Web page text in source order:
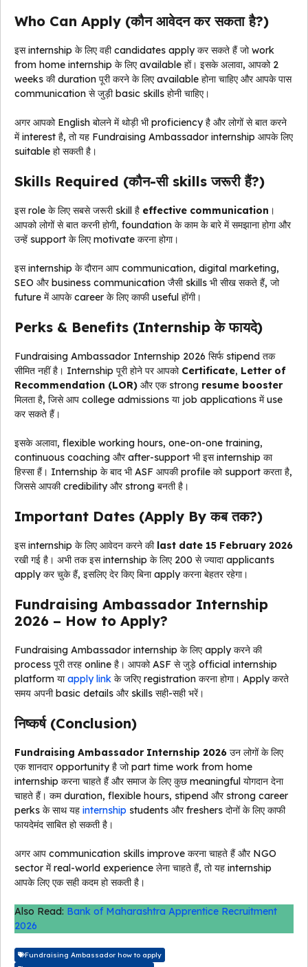
Who Can Apply (कौन आवेदन कर सकता है?)
इस internship के लिए वही candidates apply कर सकते हैं जो work
from home internship के लिए available हों। इसके अलावा, आपको 2
weeks की duration पूरी करने के लिए available होना चाहिए और आपके पास
communication से जुड़ी basic skills होनी चाहिए।
अगर आपको English बोलने में थोड़ी भी proficiency है और लोगों से बात करने
में interest है, तो यह Fundraising Ambassador internship आपके लिए
suitable हो सकती है।
Skills Required (कौन-सी skills जरूरी हैं?)
इस role के लिए सबसे जरूरी skill है effective communication ।
आपको लोगों से बात करनी होगी, foundation के काम के बारे में समझाना होगा और
उन्हें support के लिए motivate करना होगा।
इस internship के दौरान आप communication, digital marketing,
SEO और business communication जैसी skills भी सीख सकते हैं, जो
future में आपके career के लिए काफी useful होंगी।
Perks & Benefits (Internship के फायदे)
Fundraising Ambassador Internship 2026 सिर्फ stipend तक
सीमित नहीं है। Internship पूरी होने पर आपको Certificate, Letter of
Recommendation (LOR) और एक strong resume booster
मिलता है, जिसे आप college admissions या job applications में use
कर सकते हैं।
इसके अलावा, flexible working hours, one-on-one training,
continuous coaching और after-support भी इस internship का
हिस्सा हैं। Internship के बाद भी ASF आपकी profile को support करता है,
जिससे आपकी credibility और strong बनती है।
Important Dates (Apply By कब तक?)
इस internship के लिए आवेदन करने की last date 15 February 2026
रखी गई है। अभी तक इस internship के लिए 200 से ज्यादा applicants
apply कर चुके हैं, इसलिए देर किए बिना apply करना बेहतर रहेगा।
Fundraising Ambassador Internship
2026 – How to Apply?
Fundraising Ambassador internship के लिए apply करने की
process पूरी तरह online है। आपको ASF से जुड़े official internship
platform याapply link के जरिए registration करना होगा। Apply करते
समय अपनी basic details और skills सही-सही भरें।
निष्कर्ष (Conclusion)
Fundraising Ambassador Internship 2026 उन लोगों के लिए
एक शानदार opportunity है जो part time work from home
internship करना चाहते हैं और समाज के लिए कुछ meaningful योगदान देना
चाहते हैं। कम duration, flexible hours, stipend और strong career
perks के साथ यह internship students और freshers दोनों के लिए काफी
फायदेमंद साबित हो सकती है।
अगर आप communication skills improve करना चाहते हैं और NGO
sector में real-world experience लेना चाहते हैं, तो यह internship
आपके लिए एक सही कदम हो सकती है।
Also Read: Bank of Maharashtra Apprentice Recruitment
2026
Fundraising Ambassador how to apply